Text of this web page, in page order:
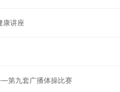
康讲座
第九套广播体操比赛